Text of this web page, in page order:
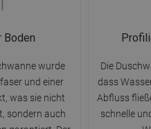
Boden
wurde
und einer
was sie nicht
sondern auch
Die
dass
Abfluss
schnelle